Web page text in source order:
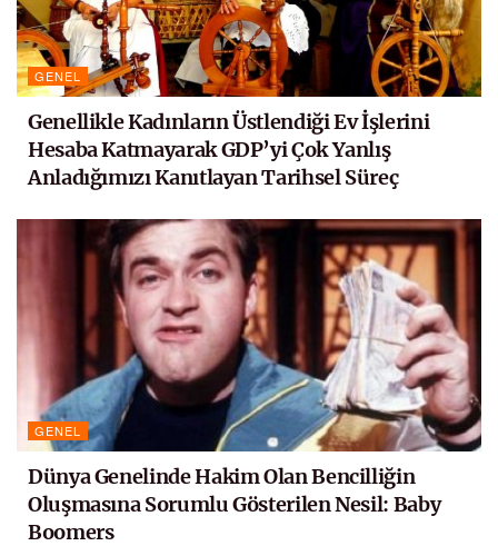
GENEL
Genellikle Kadınların Üstlendiği Ev İşlerini
Hesaba Katmayarak GDP’yi Çok Yanlış
Anladığımızı Kanıtlayan Tarihsel Süreç
GENEL
Dünya Genelinde Hakim Olan Bencilliğin
Oluşmasına Sorumlu Gösterilen Nesil: Baby
Boomers